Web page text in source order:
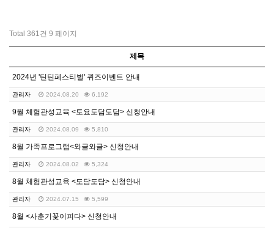
Total 361건 9 페이지
제목
2024년 '틴틴페스티벌' 퀴즈이벤트 안내
관리자 2024.08.20 6,192
9월 체험관성교육 <토요도담도담> 신청안내
관리자 2024.08.09 5,810
8월 가족프로그램<와글와글> 신청안내
관리자 2024.08.02 5,324
8월 체험관성교육 <도담도담> 신청안내
관리자 2024.07.15 5,599
8월 <사춘기꽃이피다> 신청안내